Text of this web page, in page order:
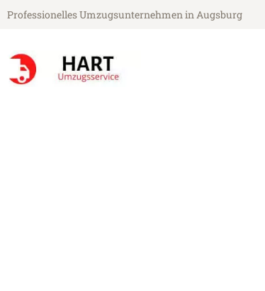
Professionelles Umzugsunternehmen in Augsburg